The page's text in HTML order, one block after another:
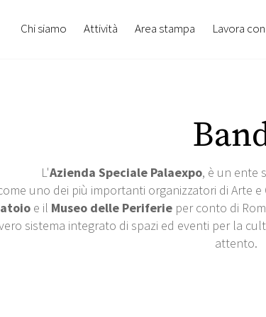
Chi siamo Attività Area stampa Lavora
L'Azienda Speciale Palaexpo, è un ente
uno dei più importanti organizzatori di Arte
e il Museo delle Periferie per conto di
sistema integrato di spazi ed eventi per la
attento.